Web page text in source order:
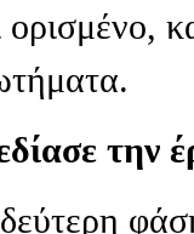
ορισμένο,
την